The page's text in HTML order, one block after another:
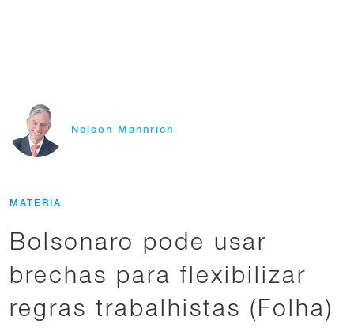
Nelson Mannrich
MATÉRIA
Bolsonaro pode usar
brechas para flexibilizar
regras trabalhistas (Folha)